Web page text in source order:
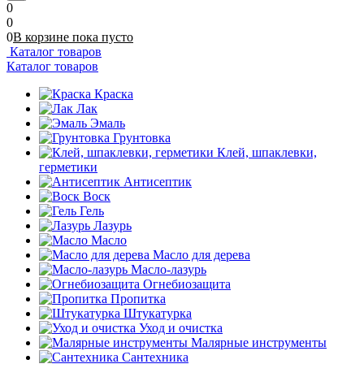
0
0
0В корзине пока пусто
Каталог товаров
Каталог товаров
Краска
Лак
Эмаль
Грунтовка
Клей, шпаклевки,
герметики
Антисептик
Воск
Гель
Лазурь
Масло
Масло для дерева
Масло-лазурь
Огнебиозащита
Пропитка
Штукатурка
Уход и очистка
Малярные инструменты
Сантехника